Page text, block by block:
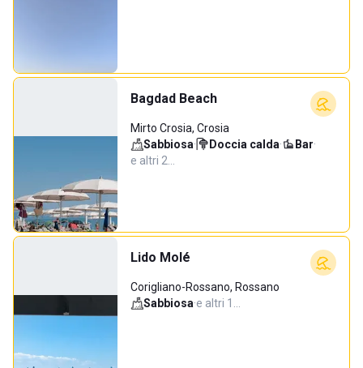
Bagdad Beach
Mirto Crosia, Crosia
Sabbiosa· Doccia calda· Bar·
e altri 2…
Lido Molé
Corigliano-Rossano, Rossano
Sabbiosa·e altri 1…